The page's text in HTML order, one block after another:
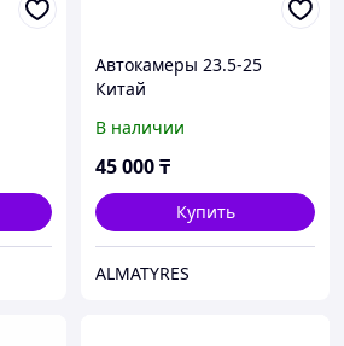
Автокамеры 23.5-25
Китай
В наличии
45 000₸
Купить
ALMATYRES